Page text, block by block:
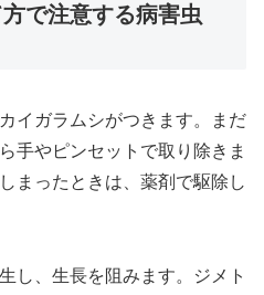
で注意する病害虫
イガラムシがつきます。まだ
手やピンセットで取り除きま
まったときは、薬剤で駆除し
し、生長を阻みます。ジメト